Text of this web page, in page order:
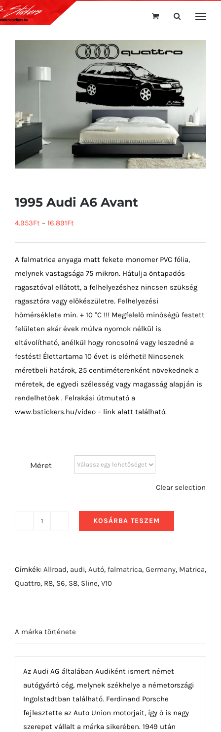
Kihagyás
1995 Audi A6 Avant
4.953Ft – 16.891Ft
A falmatrica anyaga matt fekete monomer PVC fólia,
melynek vastagsága 75 mikron. Hátulja öntapadós
ragasztóval ellátott, a felhelyezéshez nincsen szükség
ragasztóra vagy előkészületre. Felhelyezési
hőmérséklete min. + 10 °C !!! Megfelelő minőségű festett
felületen akár évek múlva nyomok nélkül is
eltávolítható, anélkül hogy roncsolná vagy leszedné a
festést! Élettartama 10 évet is elérheti! Nincsenek
méretbeli határok, 25 centiméterenként növekednek a
méretek, de egyedi szélesség vagy magasság alapján is
rendelhetőek . Felrakási útmutató a
www.bstickers.hu/video – link alatt található.
Méret
Clear selection
Avant
mennyiség
KOSÁRBA TESZEM
Címkék: Allroad, audi, Autó, falmatrica, Germany, Matrica,
Quattro, R8, S6, S8, Sline, V10
A márka története
Az Audi AG általában Audiként ismert német
autógyártó cég, melynek székhelye a németországi
Ingolstadtban található. Ferdinand Porsche
fejlesztette az Auto Union motorjait, így ő is nagy
szerepet vállalt a márka sikerében. 1949 után